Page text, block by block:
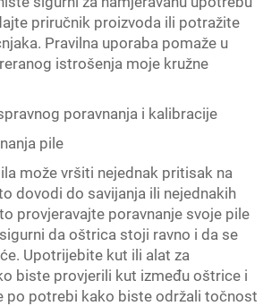
priručnik proizvoda ili potražite
Pravilna uporaba pomaže u
istrošenja moje kružne
poravnanja i kalibracije
pile
može vršiti nejednak pritisak na
dovodi do savijanja ili nejednakih
provjeravajte poravnanje svoje pile
da oštrica stoji ravno i da se
Upotrijebite kut ili alat za
biste provjerili kut između oštrice i
po potrebi kako biste održali točnost